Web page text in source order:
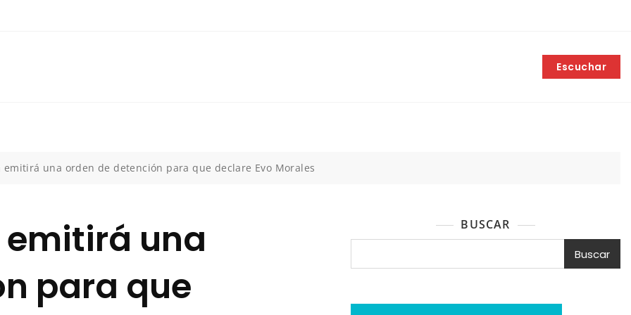
Escuchar
emitirá una orden de detención para que declare Evo Morales
emitirá una
para que
BUSCAR
Buscar